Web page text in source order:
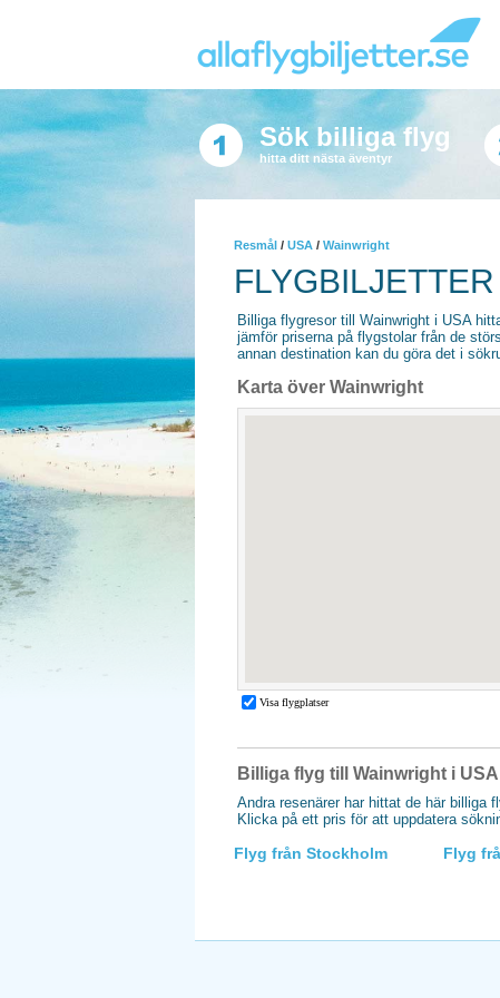
Sök billiga flyg
hitta ditt nästa äventyr
Resmål / USA / Wainwright
Billiga flygresor till Wainwright i USA
jämför priserna på flygstolar från de
annan destination kan du göra det i
Karta över Wainwright
Billiga flyg till Wainwright i USA
Andra resenärer har hittat de här billiga
Klicka på ett pris för att uppdatera
Flyg från Stockholm Flyg